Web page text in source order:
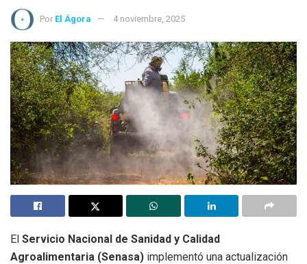
Por El Ágora 4 noviembre, 2025
El Servicio Nacional de Sanidad y Calidad
Agroalimentaria (Senasa) implementó una actualización